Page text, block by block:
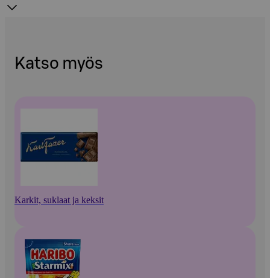
Katso myös
Karkit, suklaat ja keksit